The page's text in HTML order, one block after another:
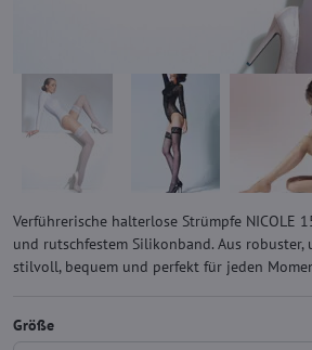
Verführerische halterlose Strümpfe NICOLE
und rutschfestem Silikonband. Aus robuster,
stilvoll, bequem und perfekt für jeden
Größe